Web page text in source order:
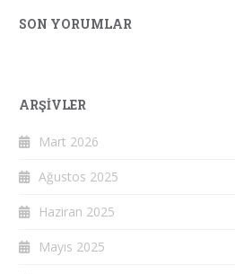
SON YORUMLAR
ARŞIVLER
Mart 2026
Ağustos 2025
Haziran 2025
Mayıs 2025